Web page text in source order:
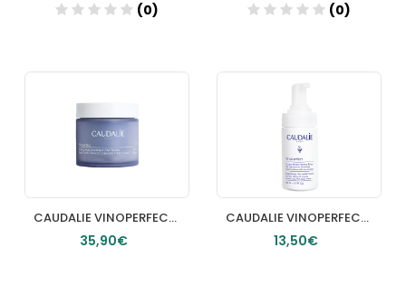
(0) (0)
Añadir
CAUDALIE VINOPERFECT CREMA NOCHE GLICOLICA ANTIMANCHAS 50 ML
35,90€
CAUDALIE VINOPERFECT ESPUMA 50 ML MICROPEELING CAUDALIE
13,50€